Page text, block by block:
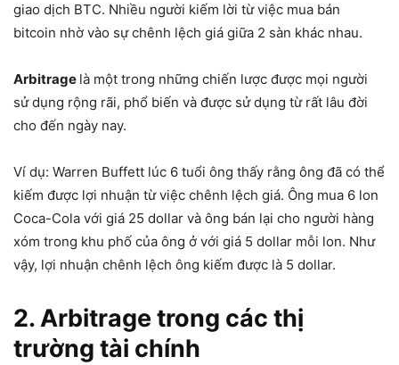
giao dịch BTC. Nhiều người kiếm lời từ việc mua bán
bitcoin nhờ vào sự chênh lệch giá giữa 2 sàn khác nhau.
Arbitrage là một trong những chiến lược được mọi người
sử dụng rộng rãi, phổ biến và được sử dụng từ rất lâu đời
cho đến ngày nay.
Ví dụ: Warren Buffett lúc 6 tuổi ông thấy rằng ông đã có thể
kiếm được lợi nhuận từ việc chênh lệch giá. Ông mua 6 lon
Coca-Cola với giá 25 dollar và ông bán lại cho người hàng
xóm trong khu phố của ông ở với giá 5 dollar mỗi lon. Như
vậy, lợi nhuận chênh lệch ông kiếm được là 5 dollar.
2. Arbitrage trong các thị
trường tài chính